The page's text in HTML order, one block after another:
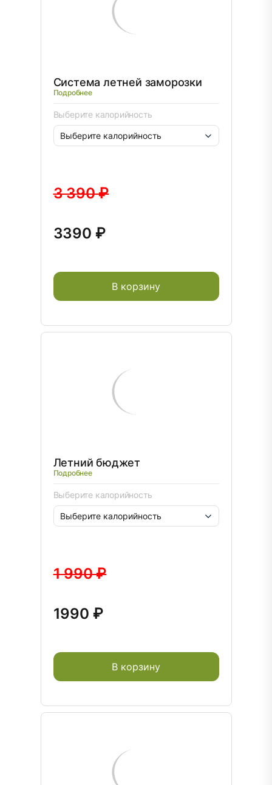
Система летней заморозки
Подробнее
Выберите калорийность
3 390 ₽
3390 ₽
В корзину
Летний бюджет
Подробнее
Выберите калорийность
1 990 ₽
1990 ₽
В корзину